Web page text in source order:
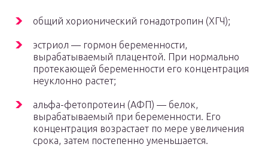
общий хорионический гонадотропин (ХГЧ);
эстриол — гормон беременности,
вырабатываемый плацентой. При нормально
протекающей беременности его концентрация
неуклонно растет;
альфа-фетопротеин (АФП) — белок,
вырабатываемый при беременности. Его
концентрация возрастает по мере увеличения
срока, затем постепенно уменьшается.